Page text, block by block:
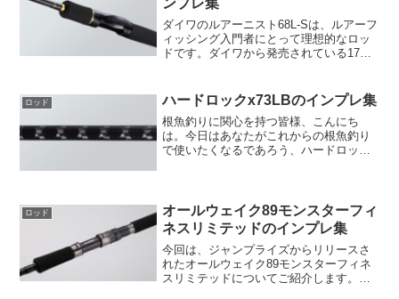
ダイワのルアーニスト68L-Sは、ルアーフ
ィッシング入門者にとって理想的なロッ
ドです。ダイワから発売されている17ア
ています。ルアーニスト68L-Sはその名前
が示すよう...
ロッド ハードロックx73LBのインプレ集
根魚釣りに関心を持つ皆様、こんにち
は。今日はあなたがこれからの根魚釣り
で使いたくなるであろう、ハードロック
特徴はそのマイルド...
ロッド
オールウェイク89モンスターフィ
ネスリミテッドのインプレ集
今回は、ジャンプライズからリリースさ
れたオールウェイク89モンスターフィネ
スリミテッドについてご紹介します。こ